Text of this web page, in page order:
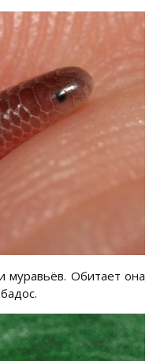
муравьёв. Обитает она